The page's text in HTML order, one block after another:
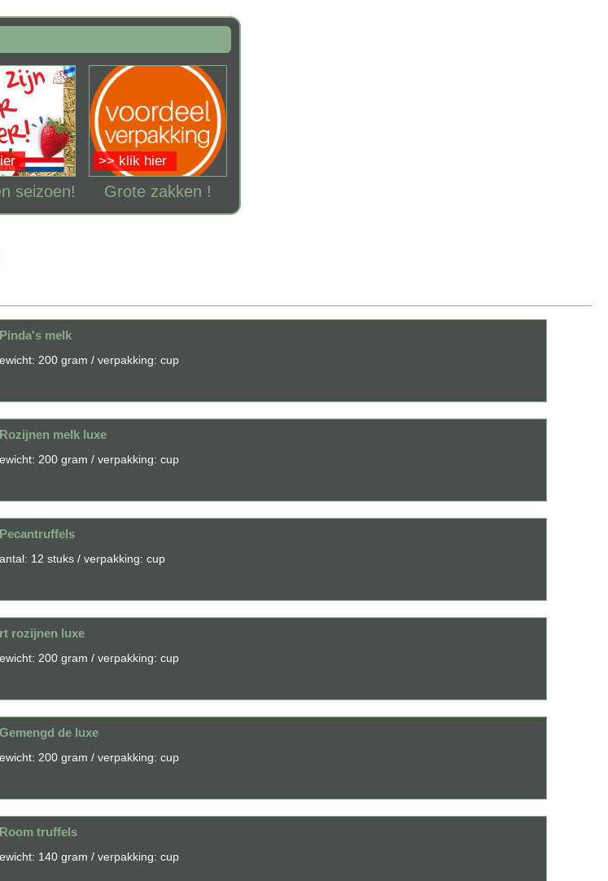
seizoen! Grote zakken !
>> klik hier
melk
200 gram / verpakking: cup
melk luxe
200 gram / verpakking: cup
12 stuks / verpakking: cup
rozijnen luxe
200 gram / verpakking: cup
de luxe
200 gram / verpakking: cup
truffels
140 gram / verpakking: cup